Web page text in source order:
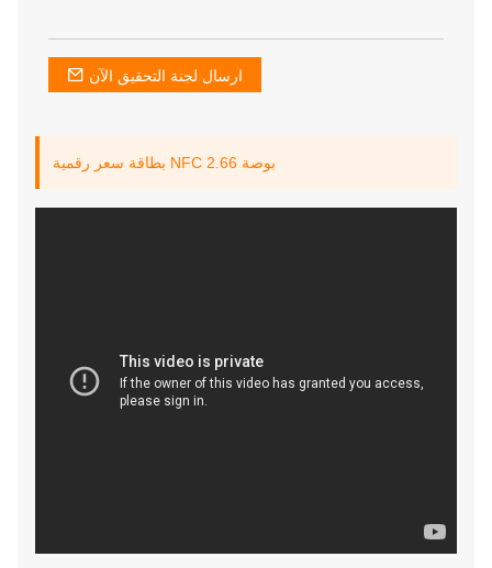
ارسال لجنة التحقيق الآن
بطاقة سعر رقمية NFC 2.66 بوصة